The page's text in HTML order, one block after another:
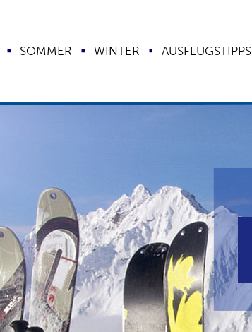
SOMMER WINTER AUSFLUGSTIPPS